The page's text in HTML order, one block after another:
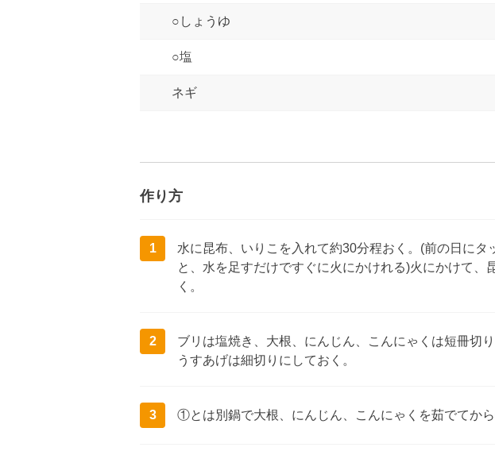
○しょうゆ
○塩
ネギ
作り方
1
水に昆布、いりこを入れて約30分程おく。(前の日にタ
と、水を足すだけですぐに火にかけれる)火にかけて、
く。
2
ブリは塩焼き、大根、にんじん、こんにゃくは短冊切
うすあげは細切りにしておく。
3 ①とは別鍋で大根、にんじん、こんにゃくを茹でてか